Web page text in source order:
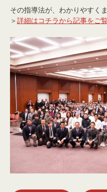
その指導法が、わかりやすく
＞詳細はコチラから記事をご